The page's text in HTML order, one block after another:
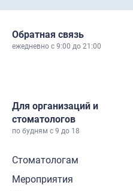
Обратная связь
ежедневно c 9:00 до 21:00
Для организаций и
стоматологов
по будням с 9 до 18
Стоматологам
Мероприятия